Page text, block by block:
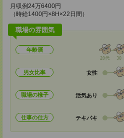
月収例24万6400円
（時給1400円×8H×22日間）
職場の雰囲気
年齢層
20代 30
男女比率 女性
職場の様子 活気あり
仕事の仕方 テキパキ